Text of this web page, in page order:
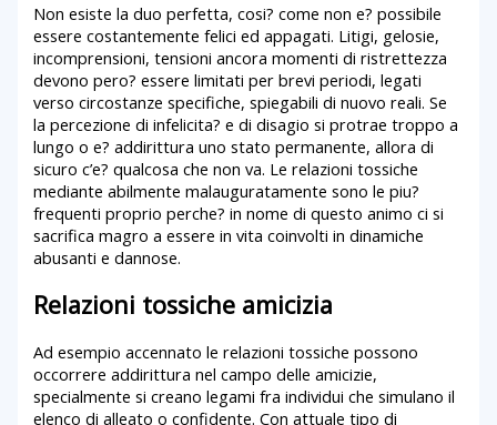
Non esiste la duo perfetta, cosi? come non e? possibile
essere costantemente felici ed appagati. Litigi, gelosie,
incomprensioni, tensioni ancora momenti di ristrettezza
devono pero? essere limitati per brevi periodi, legati
verso circostanze specifiche, spiegabili di nuovo reali. Se
la percezione di infelicita? e di disagio si protrae troppo a
lungo o e? addirittura uno stato permanente, allora di
sicuro c’e? qualcosa che non va. Le relazioni tossiche
mediante abilmente malauguratamente sono le piu?
frequenti proprio perche? in nome di questo animo ci si
sacrifica magro a essere in vita coinvolti in dinamiche
abusanti e dannose.
Relazioni tossiche amicizia
Ad esempio accennato le relazioni tossiche possono
occorrere addirittura nel campo delle amicizie,
specialmente si creano legami fra individui che simulano il
elenco di alleato o confidente. Con attuale tipo di